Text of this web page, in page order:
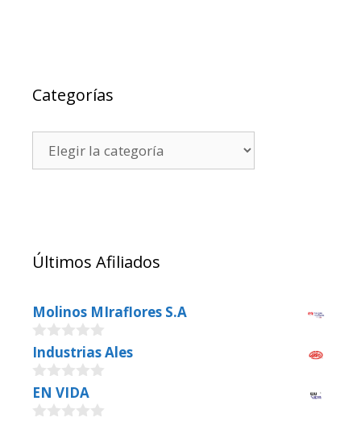
Categorías
Últimos Afiliados
Molinos MIraflores S.A
0
o
u
t
o
f
Industrias Ales
0
o
u
EN VIDA